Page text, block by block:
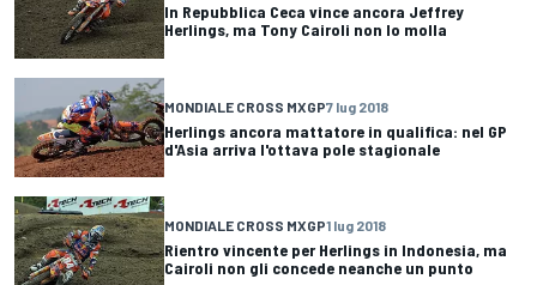
In Repubblica Ceca vince ancora Jeffrey
Herlings, ma Tony Cairoli non lo molla
MONDIALE CROSS MXGP7 lug 2018
Herlings ancora mattatore in qualifica: nel GP
d'Asia arriva l'ottava pole stagionale
MONDIALE CROSS MXGP1 lug 2018
Rientro vincente per Herlings in Indonesia, ma
Cairoli non gli concede neanche un punto